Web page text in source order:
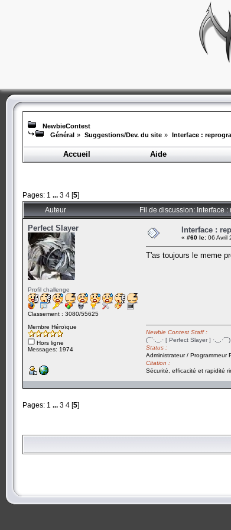
NewbieContest
Général » Suggestions/Dev. du site » Interface :
Accueil
Aide
Pages: 1 ... 3 4 [5]
Auteur Fil de discussion: Interface
Perfect Slayer
Profil challenge
Classement : 3080/55625
Membre Héroïque
Hors ligne
Messages: 1974
Interface :
« #60 le: 06 Avril
T'as toujours le meme
Newbie Contest Staff :
(¯`·._.· [ Perfect Slayer ] ·._.·´¯)
Status :
Administrateur / Programmeur
Citation :
Sécurité, efficacité et rapidité
Pages: 1 ... 3 4 [5]